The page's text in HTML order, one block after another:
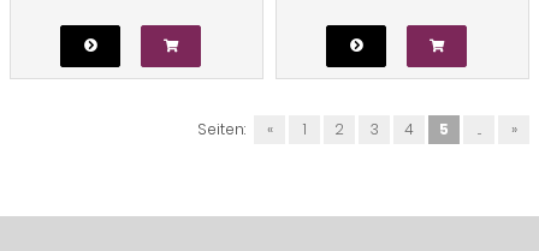
Seiten: « 1 2 3 4 5 ... »